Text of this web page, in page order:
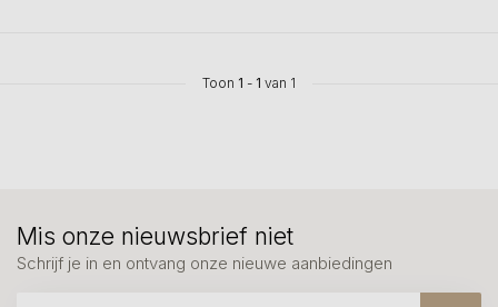
Toon 1 - 1 van 1
Mis onze nieuwsbrief niet
Schrijf je in en ontvang onze nieuwe aanbiedingen